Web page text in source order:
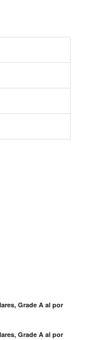
Grade A al por
Grade A al por